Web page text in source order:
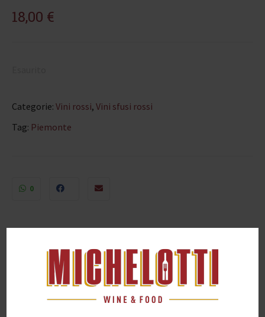
18,00 €
Categorie: Vini rossi, Vini sfusi rossi
Tag: Piemonte
0
DESCRIZIONE
INFORMAZIONI AGGIUNTIVE